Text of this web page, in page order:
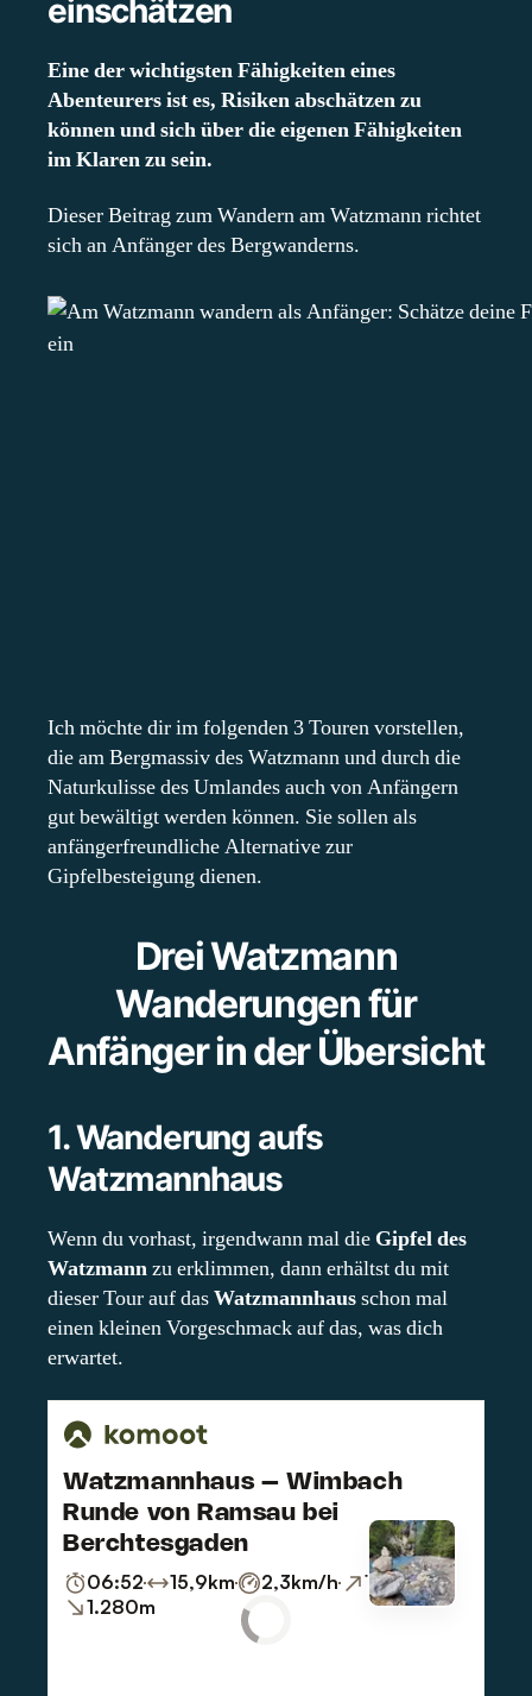
einschätzen
Eine der wichtigsten Fähigkeiten eines
Abenteurers ist es, Risiken abschätzen zu
können und sich über die eigenen Fähigkeiten
im Klaren zu sein.
Dieser Beitrag zum Wandern am Watzmann richtet
sich an Anfänger des Bergwanderns.
Ich möchte dir im folgenden 3 Touren vorstellen,
die am Bergmassiv des Watzmann und durch die
Naturkulisse des Umlandes auch von Anfängern
gut bewältigt werden können. Sie sollen als
anfängerfreundliche Alternative zur
Gipfelbesteigung dienen.
Drei Watzmann
Wanderungen für
Anfänger in der Übersicht
1. Wanderung aufs
Watzmannhaus
Wenn du vorhast, irgendwann mal die Gipfel des
Watzmannzu erklimmen, dann erhältst du mit
dieser Tour auf dasWatzmannhausschon mal
einen kleinen Vorgeschmack auf das, was dich
erwartet.